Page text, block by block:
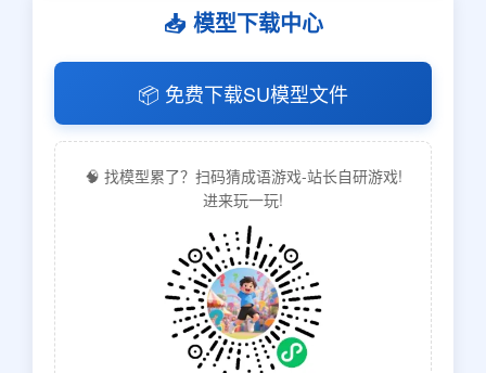
📥 模型下载中心
📦 免费下载SU模型文件
🧠 找模型累了？扫码猜成语游戏-站长自研游戏!
进来玩一玩!